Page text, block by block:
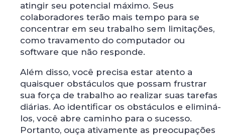
atingir seu potencial máximo. Seus
colaboradores terão mais tempo para se
concentrar em seu trabalho sem limitações,
como travamento do computador ou
software que não responde.
Além disso, você precisa estar atento a
quaisquer obstáculos que possam frustrar
sua força de trabalho ao realizar suas tarefas
diárias. Ao identificar os obstáculos e eliminá-
los, você abre caminho para o sucesso.
Portanto, ouça ativamente as preocupações